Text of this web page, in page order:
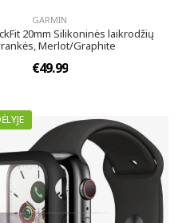
GARMIN
20mm Silikoninės laikrodžių
Merlot/Graphite
€49.99